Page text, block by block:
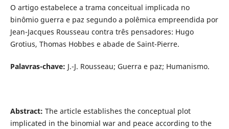
O artigo estabelece a trama conceitual implicada no
binômio guerra e paz segundo a polêmica empreendida por
Jean-Jacques Rousseau contra três pensadores: Hugo
Grotius, Thomas Hobbes e abade de Saint-Pierre.
Palavras-chave: J.-J. Rousseau; Guerra e paz; Humanismo.
Abstract: The article establishes the conceptual plot
implicated in the binomial war and peace according to the